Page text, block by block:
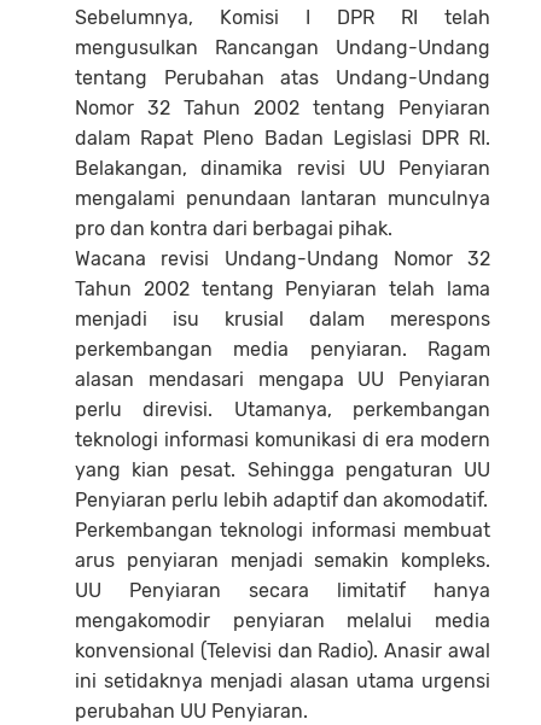
Sebelumnya, Komisi I DPR RI telah
mengusulkan Rancangan Undang-Undang
tentang Perubahan atas Undang-Undang
Nomor 32 Tahun 2002 tentang Penyiaran
dalam Rapat Pleno Badan Legislasi DPR RI.
Belakangan, dinamika revisi UU Penyiaran
mengalami penundaan lantaran munculnya
pro dan kontra dari berbagai pihak.
Wacana revisi Undang-Undang Nomor 32
Tahun 2002 tentang Penyiaran telah lama
menjadi isu krusial dalam merespons
perkembangan media penyiaran. Ragam
alasan mendasari mengapa UU Penyiaran
perlu direvisi. Utamanya, perkembangan
teknologi informasi komunikasi di era modern
yang kian pesat. Sehingga pengaturan UU
Penyiaran perlu lebih adaptif dan akomodatif.
Perkembangan teknologi informasi membuat
arus penyiaran menjadi semakin kompleks.
UU Penyiaran secara limitatif hanya
mengakomodir penyiaran melalui media
konvensional (Televisi dan Radio). Anasir awal
ini setidaknya menjadi alasan utama urgensi
perubahan UU Penyiaran.